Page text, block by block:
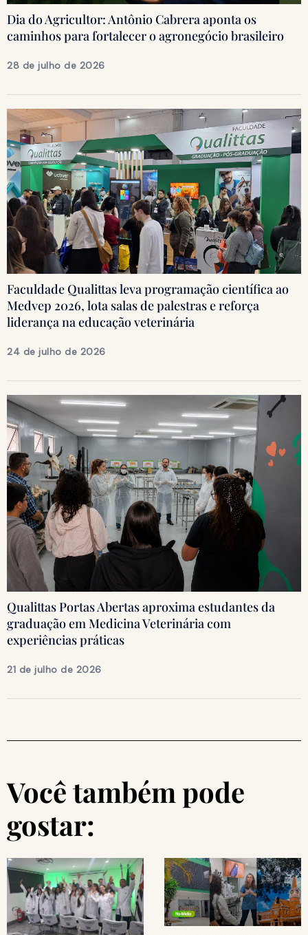
Dia do Agricultor: Antônio Cabrera aponta os
caminhos para fortalecer o agronegócio brasileiro
28 de julho de 2026
Faculdade Qualittas leva programação científica ao
Medvep 2026, lota salas de palestras e reforça
liderança na educação veterinária
24 de julho de 2026
Qualittas Portas Abertas aproxima estudantes da
graduação em Medicina Veterinária com
experiências práticas
21 de julho de 2026
Você também pode
gostar: